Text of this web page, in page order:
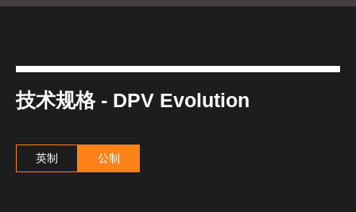
技术规格 - DPV Evolution
英制 公制